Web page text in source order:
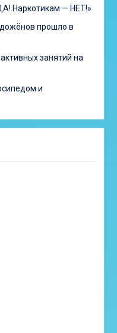
Наркотикам — НЕТ!»
прошло в
занятий на
и